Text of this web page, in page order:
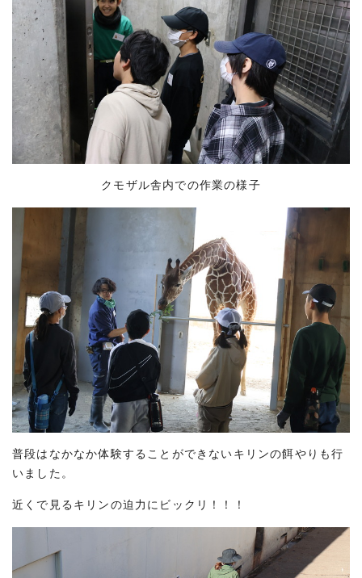
クモザル舎内での作業の様子
普段はなかなか体験することができないキリンの餌やりも行
いました。
近くで見るキリンの迫力にビックリ！！！